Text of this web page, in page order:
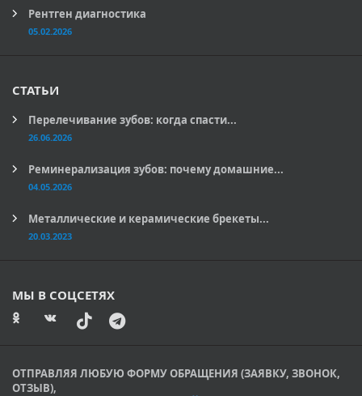
Рентген диагностика
05.02.2026
СТАТЬИ
Перелечивание зубов: когда спасти...
26.06.2026
Реминерализация зубов: почему домашние...
04.05.2026
Металлические и керамические брекеты...
20.03.2023
МЫ В СОЦСЕТЯХ
ОТПРАВЛЯЯ ЛЮБУЮ ФОРМУ ОБРАЩЕНИЯ (ЗАЯВКУ, ЗВОНОК,
ОТЗЫВ),